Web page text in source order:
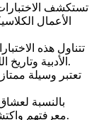
تستكشف الاختبارات
الأعمال
تتناول هذه
الأدبية وتاريخ اللغة، مما يقدم رؤية شاملة لتراثنا الثقافي.
تعتبر وسيلة
بالنسبة
معرفتهم واكتشاف أعمال لم يسبق لهم استكشافها بعد.